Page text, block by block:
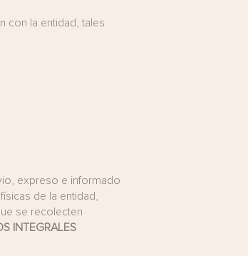
con la entidad, tales
expreso e informado
de la entidad,
se recolecten
INTEGRALES